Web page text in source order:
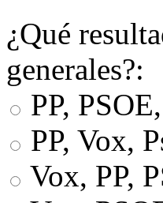
¿Qué
generales?:
PP,
PP, Vox,
Vox, PP,